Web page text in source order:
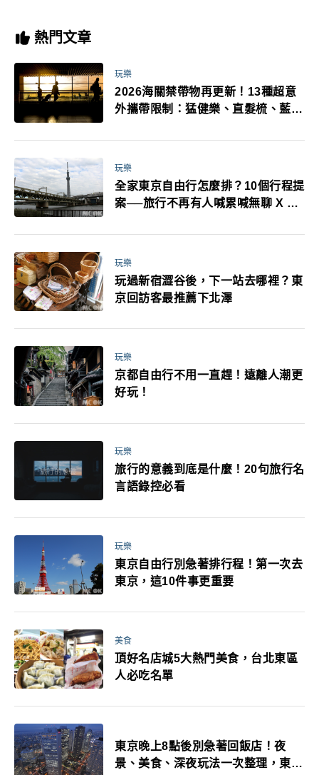
熱門文章
玩樂
2026海關禁帶物再更新！13種超意
外攜帶限制：猛健樂、直髮梳、藍牙
萬！注意事項一次看！
玩樂
全家東京自由行怎麼排？10個行程提
案──旅行不再有人喊累喊無聊 X 爸
玩樂
玩過新宿澀谷後，下一站去哪裡？東
京回訪客最推薦下北澤
玩樂
京都自由行不用一直趕！遠離人潮更
好玩！
玩樂
旅行的意義到底是什麼！20句旅行名
言語錄控必看
玩樂
東京自由行別急著排行程！第一次去
東京，這10件事更重要
美食
頂好名店城5大熱門美食，台北東區
人必吃名單
東京晚上8點後別急著回飯店！夜
景、美食、深夜玩法一次整理，東京